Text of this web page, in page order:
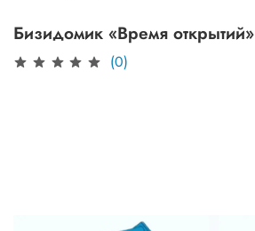
Бизидомик «Время открытий»
(0)